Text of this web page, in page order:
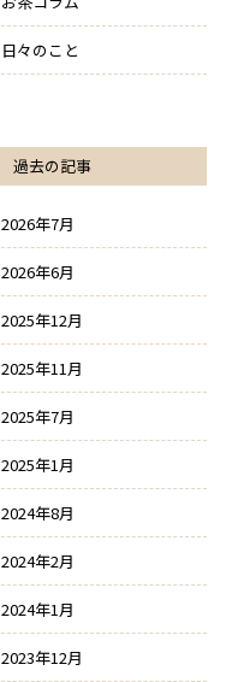
日々のこと
過去の記事
2026年7月
2026年6月
2025年12月
2025年11月
2025年7月
2025年1月
2024年8月
2024年2月
2024年1月
2023年12月